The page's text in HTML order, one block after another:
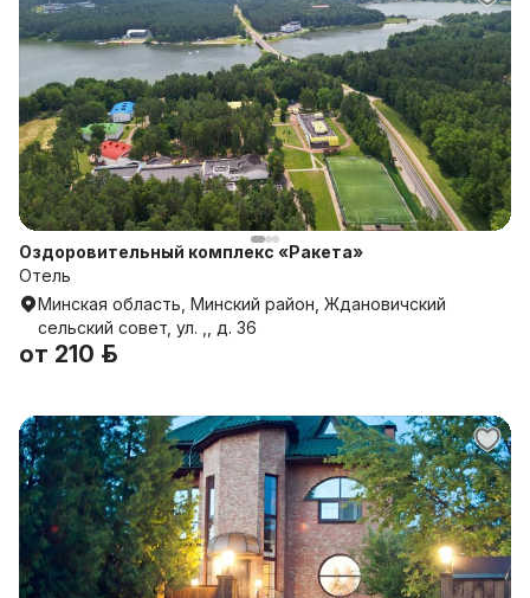
Оздоровительный комплекс «Ракета»
Отель
Минская область, Минский район, Ждановичский
сельский совет, ул. ,, д. 36
от 210 р.